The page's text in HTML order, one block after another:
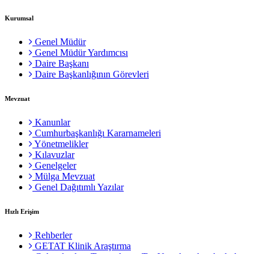
Kurumsal
Genel Müdür
Genel Müdür Yardımcısı
Daire Başkanı
Daire Başkanlığının Görevleri
Mevzuat
Kanunlar
Cumhurbaşkanlığı Kararnameleri
Yönetmelikler
Kılavuzlar
Genelgeler
Mülga Mevzuat
Genel Dağıtımlı Yazılar
Hızlı Erişim
Rehberler
GETAT Klinik Araştırma